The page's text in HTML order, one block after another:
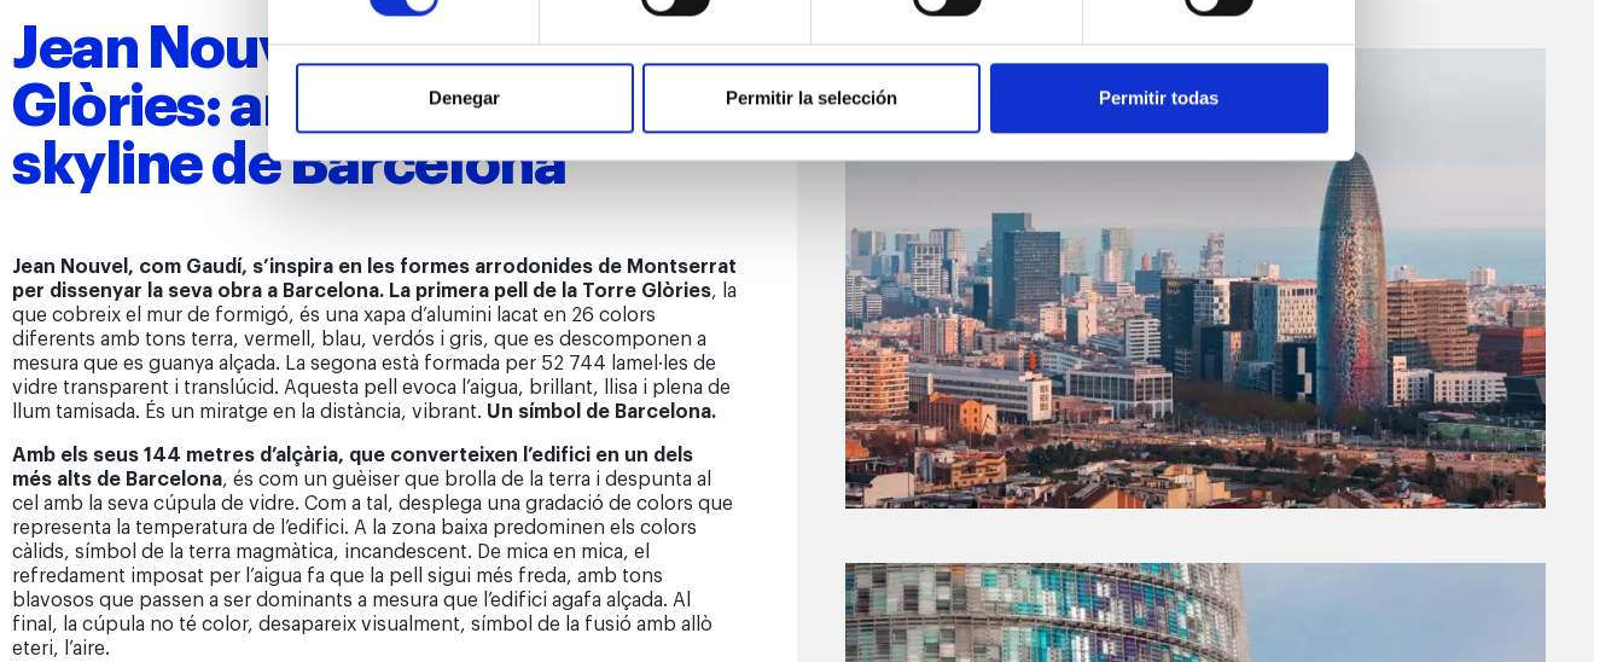
Denegar Permitir la selección Permitir todas
Jean Nouvel i la Torre
Glòries: arquitectura al
skyline de Barcelona
Jean Nouvel, com Gaudí, s’inspira en les formes arrodonides de Montserrat
per dissenyar la seva obra a Barcelona. La primera pell de la Torre Glòries, la
que cobreix el mur de formigó, és una xapa d’alumini lacat en 26 colors
diferents amb tons terra, vermell, blau, verdós i gris, que es descomponen a
mesura que es guanya alçada. La segona està formada per 52 744 lamel·les de
vidre transparent i translúcid. Aquesta pell evoca l’aigua, brillant, llisa i plena de
llum tamisada. És un miratge en la distància, vibrant. Un símbol de Barcelona.
Amb els seus 144 metres d’alçària, que converteixen l’edifici en un dels
més alts de Barcelona, és com un guèiser que brolla de la terra i despunta al
cel amb la seva cúpula de vidre. Com a tal, desplega una gradació de colors que
representa la temperatura de l’edifici. A la zona baixa predominen els colors
càlids, símbol de la terra magmàtica, incandescent. De mica en mica, el
refredament imposat per l’aigua fa que la pell sigui més freda, amb tons
blavosos que passen a ser dominants a mesura que l’edifici agafa alçada. Al
final, la cúpula no té color, desapareix visualment, símbol de la fusió amb allò
eteri, l’aire.